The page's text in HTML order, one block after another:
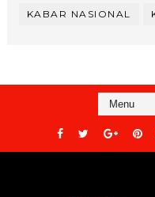
KABAR NASIONAL